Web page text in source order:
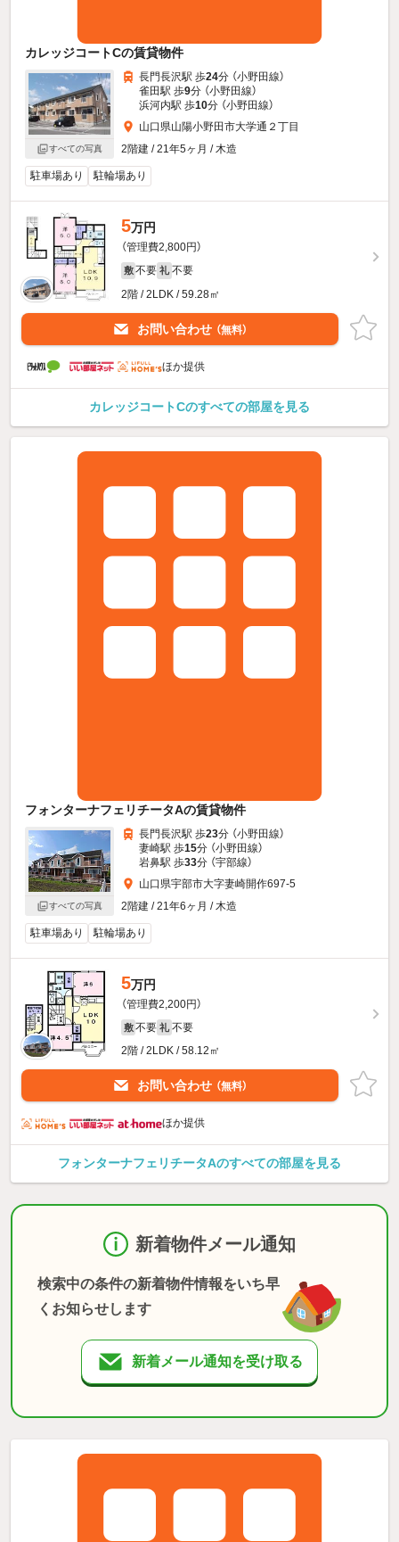
カレッジコートCの賃貸物件
すべての写真
長門長沢駅 歩24分 （小野田線）
雀田駅 歩9分 （小野田線）
浜河内駅 歩10分 （小野田線）
山口県山陽小野田市大学通２丁目
2階建 / 21年5ヶ月 / 木造
駐車場あり 駐輪場あり
5万円
（管理費2,800円）
敷 不要 礼 不要
2階 / 2LDK / 59.28㎡
お問い合わせ （無料）
ほか提供
カレッジコートCのすべての部屋を見る
フォンターナフェリチータAの賃貸物件
すべての写真
長門長沢駅 歩23分 （小野田線）
妻崎駅 歩15分 （小野田線）
岩鼻駅 歩33分 （宇部線）
山口県宇部市大字妻崎開作697-5
2階建 / 21年6ヶ月 / 木造
駐車場あり 駐輪場あり
5万円
（管理費2,200円）
敷 不要 礼 不要
2階 / 2LDK / 58.12㎡
お問い合わせ （無料）
ほか提供
フォンターナフェリチータAのすべての部屋を見る
新着物件メール通知
検索中の条件の新着物件情報をいち早
くお知らせします
新着メール通知を受け取る